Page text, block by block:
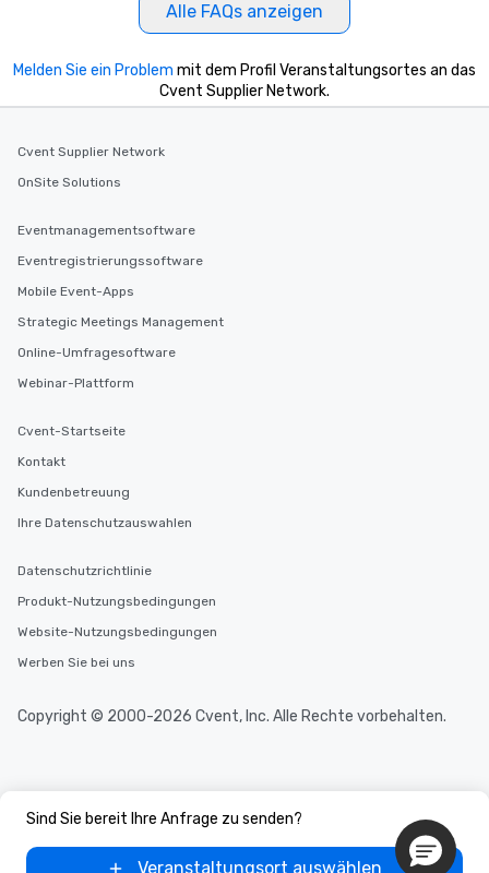
Alle FAQs anzeigen
Sind Sie bereit Ihre Anfrage zu senden?
Veranstaltungsort auswählen
Melden Sie ein Problem mit dem Profil Veranstaltungsortes an das
Cvent Supplier Network.
Cvent Supplier Network
OnSite Solutions
Eventmanagementsoftware
Eventregistrierungssoftware
Mobile Event-Apps
Strategic Meetings Management
Online-Umfragesoftware
Webinar-Plattform
Cvent-Startseite
Kontakt
Kundenbetreuung
Ihre Datenschutzauswahlen
Datenschutzrichtlinie
Produkt-Nutzungsbedingungen
Website-Nutzungsbedingungen
Werben Sie bei uns
Copyright © 2000-2026 Cvent, Inc. Alle Rechte vorbehalten.